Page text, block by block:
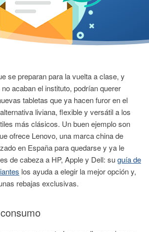
se preparan para la vuelta a clase, y
acaban el instituto, podrían querer
tabletas que ya hacen furor en el
liviana, flexible y versátil a los
más clásicos. Un buen ejemplo son
ofrece Lenovo, una marca china de
en España para quedarse y ya le
de cabeza a HP, Apple y Dell: suguía de
los ayuda a elegir la mejor opción y,
rebajas exclusivas.